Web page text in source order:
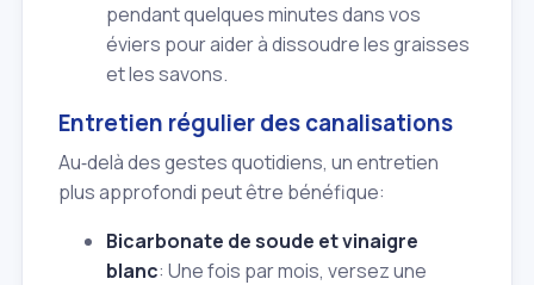
pendant quelques minutes dans vos
éviers pour aider à dissoudre les graisses
et les savons.
Entretien régulier des canalisations
Au‑delà des gestes quotidiens, un entretien
plus approfondi peut être bénéfique:
Bicarbonate de soude et vinaigre
blanc: Une fois par mois, versez une